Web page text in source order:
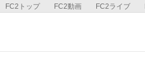
FC2ライブ
FC2動画
FC2トップ